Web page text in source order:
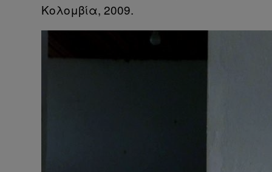
Κολομβία, 2009.